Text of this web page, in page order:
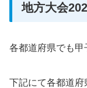
地方大会
各都道府県でも甲
下記にて各都道府